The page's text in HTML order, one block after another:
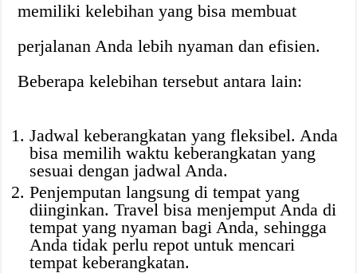
memiliki kelebihan yang bisa membuat
perjalanan Anda lebih nyaman dan efisien.
Beberapa kelebihan tersebut antara lain:
Jadwal keberangkatan yang fleksibel. Anda
bisa memilih waktu keberangkatan yang
sesuai dengan jadwal Anda.
Penjemputan langsung di tempat yang
diinginkan. Travel bisa menjemput Anda di
tempat yang nyaman bagi Anda, sehingga
Anda tidak perlu repot untuk mencari
tempat keberangkatan.